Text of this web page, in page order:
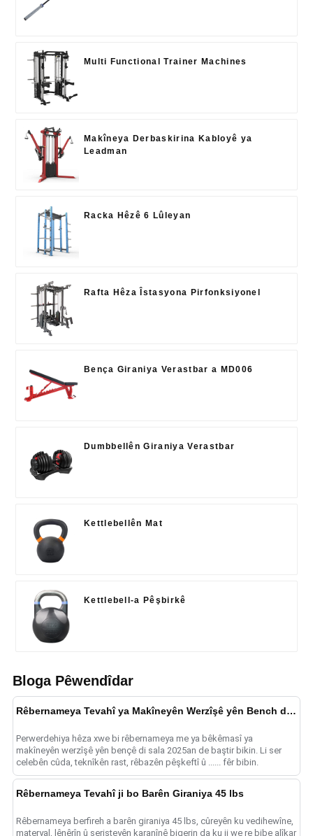
Multi Functional Trainer Machines
Makîneya Derbaskirina Kabloyê ya
Leadman
Racka Hêzê 6 Lûleyan
Rafta Hêza Îstasyona Pirfonksiyonel
Bença Giraniya Verastbar a MD006
Dumbbellên Giraniya Verastbar
Kettlebellên Mat
Kettlebell-a Pêşbirkê
Bloga Pêwendîdar
Rêbernameya Tevahî ya Makîneyên Werzîşê yên Bench di 2025-an de
Perwerdehiya hêza xwe bi rêbernameya me ya bêkêmasî ya
makîneyên werzîşê yên bençê di sala 2025an de baştir bikin. Li ser
celebên cûda, teknîkên rast, rêbazên pêşkeftî û ...... fêr bibin.
Rêbernameya Tevahî ji bo Barên Giraniya 45 lbs
Rêbernameya berfireh a barên giraniya 45 lbs, cûreyên ku vedihewîne,
materyal, lênêrîn û serişteyên karanînê bigerin da ku ji we re bibe alîkar